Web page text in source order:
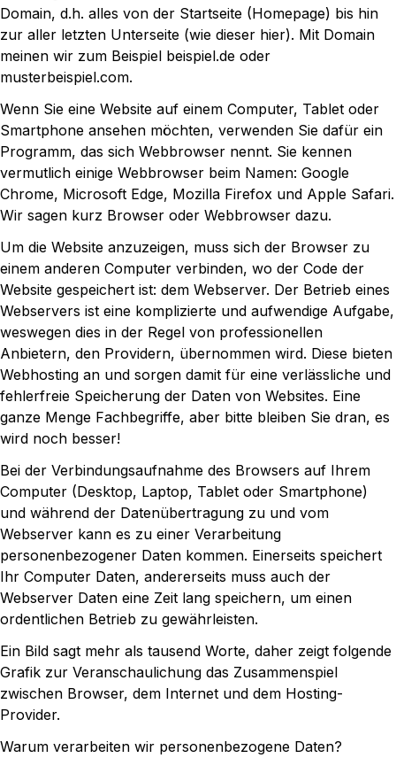
Domain, d.h. alles von der Startseite (Homepage) bis hin
zur aller letzten Unterseite (wie dieser hier). Mit Domain
meinen wir zum Beispiel beispiel.de oder
musterbeispiel.com.
Wenn Sie eine Website auf einem Computer, Tablet oder
Smartphone ansehen möchten, verwenden Sie dafür ein
Programm, das sich Webbrowser nennt. Sie kennen
vermutlich einige Webbrowser beim Namen: Google
Chrome, Microsoft Edge, Mozilla Firefox und Apple Safari.
Wir sagen kurz Browser oder Webbrowser dazu.
Um die Website anzuzeigen, muss sich der Browser zu
einem anderen Computer verbinden, wo der Code der
Website gespeichert ist: dem Webserver. Der Betrieb eines
Webservers ist eine komplizierte und aufwendige Aufgabe,
weswegen dies in der Regel von professionellen
Anbietern, den Providern, übernommen wird. Diese bieten
Webhosting an und sorgen damit für eine verlässliche und
fehlerfreie Speicherung der Daten von Websites. Eine
ganze Menge Fachbegriffe, aber bitte bleiben Sie dran, es
wird noch besser!
Bei der Verbindungsaufnahme des Browsers auf Ihrem
Computer (Desktop, Laptop, Tablet oder Smartphone)
und während der Datenübertragung zu und vom
Webserver kann es zu einer Verarbeitung
personenbezogener Daten kommen. Einerseits speichert
Ihr Computer Daten, andererseits muss auch der
Webserver Daten eine Zeit lang speichern, um einen
ordentlichen Betrieb zu gewährleisten.
Ein Bild sagt mehr als tausend Worte, daher zeigt folgende
Grafik zur Veranschaulichung das Zusammenspiel
zwischen Browser, dem Internet und dem Hosting-
Provider.
Warum verarbeiten wir personenbezogene Daten?